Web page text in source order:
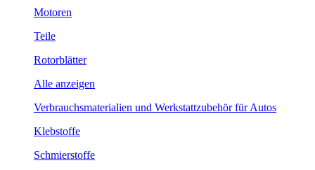
Motoren
Teile
Rotorblätter
Alle anzeigen
Verbrauchsmaterialien und Werkstattzubehör für Autos
Klebstoffe
Schmierstoffe